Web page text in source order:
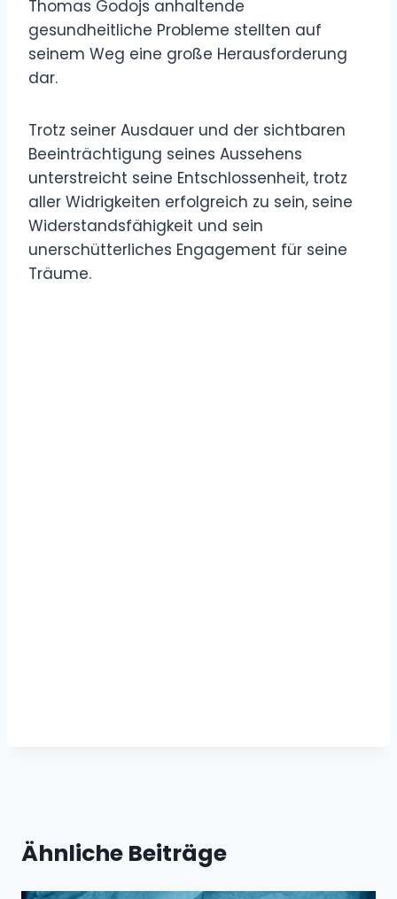
Thomas Godojs anhaltende
gesundheitliche Probleme stellten auf
seinem Weg eine große Herausforderung
dar.
Trotz seiner Ausdauer und der sichtbaren
Beeinträchtigung seines Aussehens
unterstreicht seine Entschlossenheit, trotz
aller Widrigkeiten erfolgreich zu sein, seine
Widerstandsfähigkeit und sein
unerschütterliches Engagement für seine
Träume.
Ähnliche Beiträge